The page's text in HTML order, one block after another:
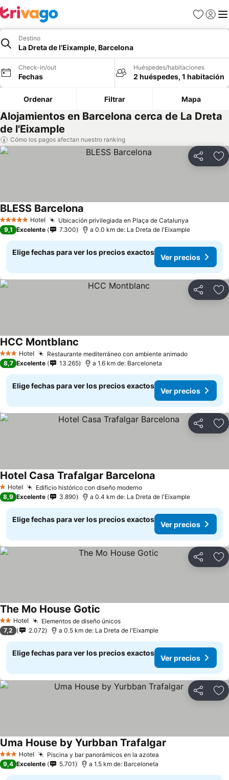
Favoritos
Iniciar
Destino
La Dreta de l'Eixample, Barcelona
Check-in/out
Fechas
Huéspedes/habitaciones
2 huéspedes, 1 habitación
Ordenar Filtrar Mapa
Alojamientos en Barcelona cerca de La Dreta
de l'Eixample
Cómo los pagos afectan nuestro ranking
Compartir
5 Estrellas Hotel Ubicación privilegiada en Plaça de Catalunya
BLESS Barcelona
9,1 Excelente 7.300 a 0.0 km de: La Dreta de l'Eixample
Elige fechas para ver los precios exactos
Ver precios
Compartir
3 Estrellas
Hotel Restaurante mediterráneo con ambiente animadoVer
HCC Montblanc
8,7 Excelente 13.265 a 1.6 km de: Barceloneta
Elige fechas para ver los precios exactos
Ver precios
Compartir
1 Estrellas
Hotel Edificio histórico con diseño modernoVer precios
Hotel Casa Trafalgar Barcelona
8,9 Excelente 3.890 a 0.4 km de: La Dreta de l'Eixample
Elige fechas para ver los precios exactos
Ver precios
Compartir
2 Estrellas
Hotel Elementos de diseño únicosVer precios
The Mo House Gotic
7,2 2.072 a 0.5 km de: La Dreta de l'Eixample
Elige fechas para ver los precios exactos
Ver precios
Compartir
3 Estrellas
Hotel Piscina y bar panorámicos en la azotea
Uma House by Yurbban Trafalgar
9,4 Excelente 5.701 a 1.5 km de: Barceloneta